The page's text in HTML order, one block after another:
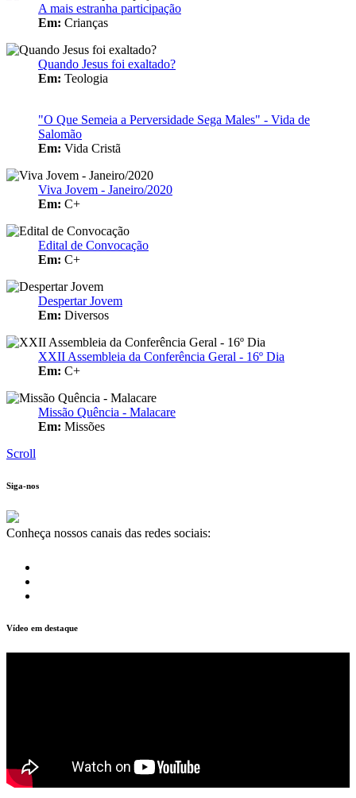
A mais estranha participação
Em: Crianças
Quando Jesus foi exaltado?
Em: Teologia
"O Que Semeia a Perversidade Sega Males" - Vida de
Salomão
Em: Vida Cristã
Viva Jovem - Janeiro/2020
Em: C+
Edital de Convocação
Em: C+
Despertar Jovem
Em: Diversos
XXII Assembleia da Conferência Geral - 16º Dia
Em: C+
Missão Quência - Malacare
Em: Missões
Scroll
Siga-nos
Conheça nossos canais das redes sociais:
Vídeo em destaque